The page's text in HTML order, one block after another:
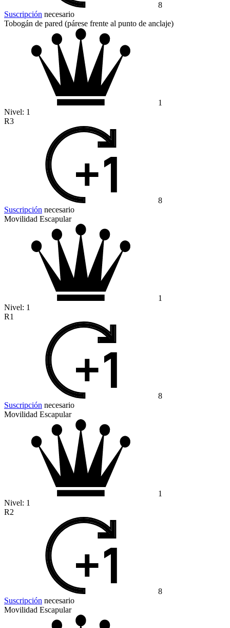
8
Suscripción necesario
Tobogán de pared (párese frente al punto de anclaje)
1
Nivel: 1
R3
8
Suscripción necesario
Movilidad Escapular
1
Nivel: 1
R1
8
Suscripción necesario
Movilidad Escapular
1
Nivel: 1
R2
8
Suscripción necesario
Movilidad Escapular